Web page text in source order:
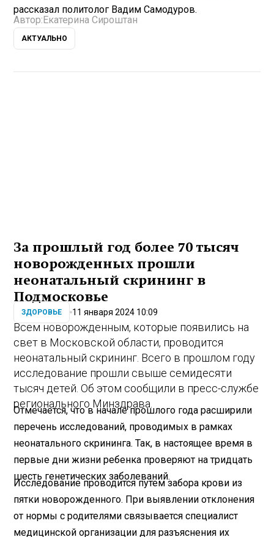
рассказал политолог Вадим Самодуров.
Автор: Екатерина Сироштан
АКТУАЛЬНО
За прошлый год более 70 тысяч
новорожденных прошли
неонатальный скрининг в
Подмосковье
ЗДОРОВЬЕ 11 января 2024 10:09
Всем новорожденным, которые появились на
свет в Московской области, проводится
неонатальный скрининг. Всего в прошлом году
исследование прошли свыше семидесяти
тысяч детей. Об этом сообщили в пресс-службе
регионального Минздрава.
Отмечается, что в начале прошлого года расширили
перечень исследований, проводимых в рамках
неонатального скрининга. Так, в настоящее время в
первые дни жизни ребенка проверяют на тридцать
шесть генетических заболеваний.
Исследование проводится путем забора крови из
пятки новорожденного. При выявлении отклонения
от нормы с родителями связывается специалист
медицинской организации для разъяснения их